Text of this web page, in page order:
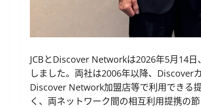
JCBとDiscover Networkは2026年5月14
しました。両社は2006年以降、Discover
Discover Network加盟店等で利用できる
く、両ネットワーク間の相互利用提携の